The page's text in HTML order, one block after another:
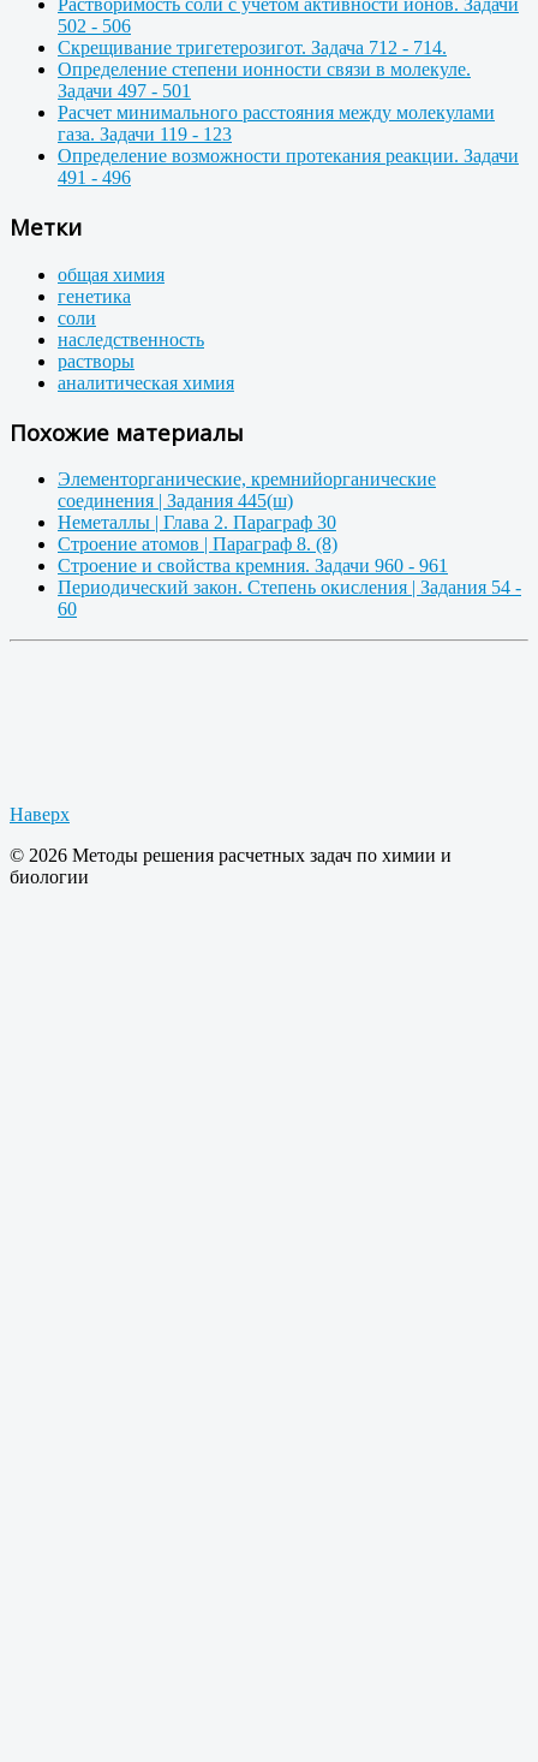
Растворимость соли с учетом активности ионов. Задачи
502 - 506
Скрещивание тригетерозигот. Задача 712 - 714.
Определение степени ионности связи в молекуле.
Задачи 497 - 501
Расчет минимального расстояния между молекулами
газа. Задачи 119 - 123
Определение возможности протекания реакции. Задачи
491 - 496
Метки
общая химия
генетика
соли
наследственность
растворы
аналитическая химия
Похожие материалы
Элементорганические, кремнийорганические
соединения | Задания 445(ш)
Неметаллы | Глава 2. Параграф 30
Строение атомов | Параграф 8. (8)
Строение и свойства кремния. Задачи 960 - 961
Периодический закон. Степень окисления | Задания 54 -
60
Наверх
© 2026 Методы решения расчетных задач по химии и
биологии